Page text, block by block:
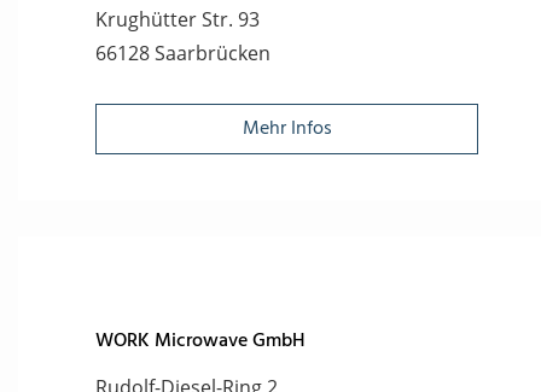
Krughütter Str. 93
66128 Saarbrücken
Mehr Infos
WORK Microwave GmbH